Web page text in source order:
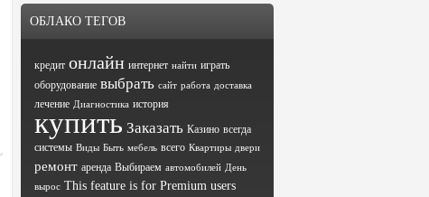
ОБЛАКО ТЕГОВ
кредит онлайн интернет найти играть
оборудование выбрать сайт работа доставка
лечение Диагностика история
купить Заказать Казино всегда
системы Виды Быть мебель всего Квартиры двери
ремонт аренда Выбираем автомобилей День
вырос This feature is for Premium users